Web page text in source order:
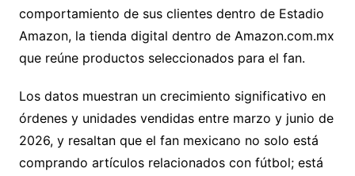
comportamiento de sus clientes dentro de Estadio
Amazon, la tienda digital dentro de Amazon.com.mx
que reúne productos seleccionados para el fan.
Los datos muestran un crecimiento significativo en
órdenes y unidades vendidas entre marzo y junio de
2026, y resaltan que el fan mexicano no solo está
comprando artículos relacionados con fútbol; está